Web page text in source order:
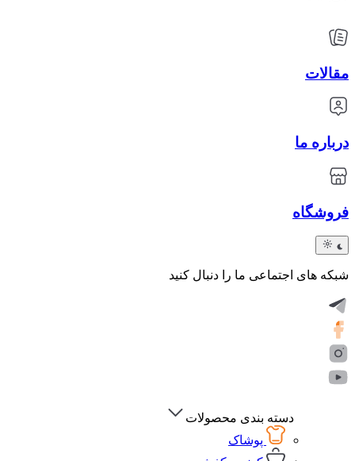
مقالات
درباره ما
فروشگاه
شبکه های اجتماعی ما را دنبال کنید
دسته بندی محصولات
پوشاک